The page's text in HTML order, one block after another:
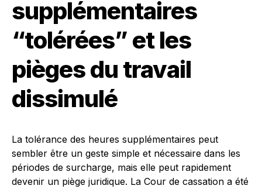
supplémentaires
“tolérées” et les
pièges du travail
dissimulé
La tolérance des heures supplémentaires peut
sembler être un geste simple et nécessaire dans les
périodes de surcharge, mais elle peut rapidement
devenir un piège juridique. La Cour de cassation a été